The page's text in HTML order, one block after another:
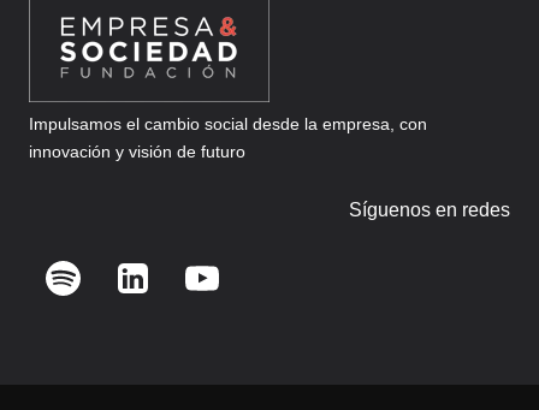
Impulsamos el cambio social desde la empresa, con
innovación y visión de futuro
Síguenos en redes